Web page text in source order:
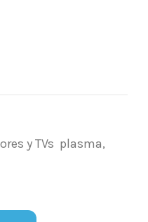
y TVs plasma,